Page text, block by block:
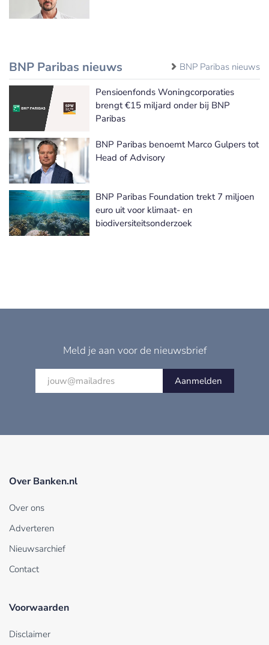
BNP Paribas nieuws BNP Paribas nieuws
Pensioenfonds Woningcorporaties
brengt €15 miljard onder bij BNP
Paribas
BNP Paribas benoemt Marco Gulpers tot
Head of Advisory
BNP Paribas Foundation trekt 7 miljoen
euro uit voor klimaat- en
biodiversiteitsonderzoek
Meld je aan voor de nieuwsbrief
Aanmelden
Over Banken.nl
Over ons
Adverteren
Nieuwsarchief
Contact
Voorwaarden
Disclaimer